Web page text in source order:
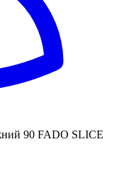
90 FADO SLICE